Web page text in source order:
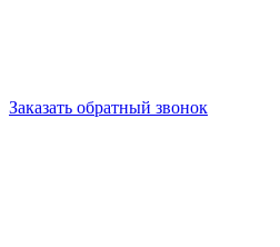
Заказать обратный звонок